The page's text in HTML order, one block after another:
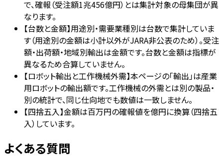
で、確報（受注額1兆456億円）とは集計対象の母集団が異
なります。
【台数と金額】用途別・需要業種別は台数で集計していま
す（用途別の金額は小計以外がJARA非公表のため）。受注
額・出荷額・地域別輸出は金額です。台数と金額は指標が
異なるため合算していません。
【ロボット輸出と工作機械外需】本ページの「輸出」は産業
用ロボットの輸出額です。工作機械の外需とは別の製品・
別の統計で、同じ仕向地でも数値は一致しません。
【四捨五入】金額は百万円の確報値を億円に換算（四捨五
入）しています。
よくある質問